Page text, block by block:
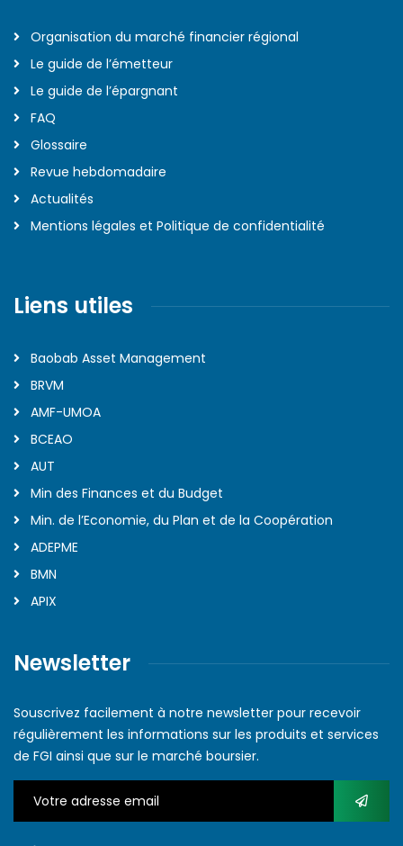
Organisation du marché financier régional
Le guide de l’émetteur
Le guide de l’épargnant
FAQ
Glossaire
Revue hebdomadaire
Actualités
Mentions légales et Politique de confidentialité
Liens utiles
Baobab Asset Management
BRVM
AMF-UMOA
BCEAO
AUT
Min des Finances et du Budget
Min. de l’Economie, du Plan et de la Coopération
ADEPME
BMN
APIX
Newsletter
Souscrivez facilement à notre newsletter pour recevoir
régulièrement les informations sur les produits et services
de FGI ainsi que sur le marché boursier.